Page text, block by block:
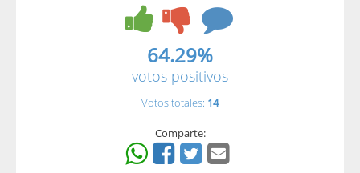
64.29%
votos positivos
Votos totales: 14
Comparte: